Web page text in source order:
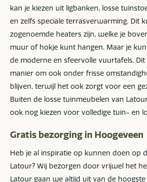
kan je kiezen uit ligbanken, losse
en zelfs speciale terrasverwarming. Dit
zogenoemde heaters zijn, welke je
muur of hokje kunt hangen. Maar je
de moderne en sfeervolle vuurtafels.
manier om ook onder frisse
blijven, terwijl het ook zorgt voor een
Buiten de losse tuinmeubelen van
ook nog kiezen voor volledige tuin- en
Gratis bezorging in Hoogeveen
Heb je al inspiratie op kunnen doen op
Latour? Wij bezorgen door vrijwel het
Latour gaan we altijd uit van de